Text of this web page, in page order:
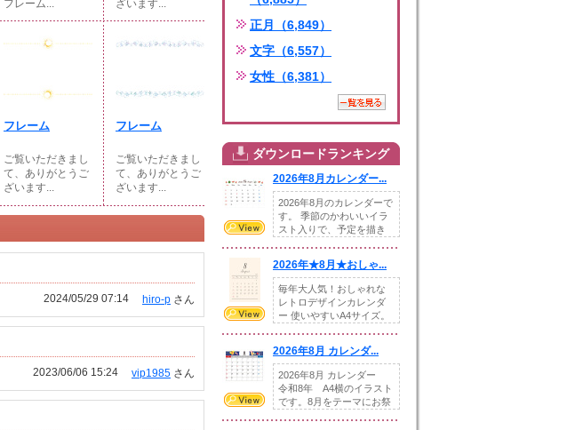
フレーム...
ざいます...
フレーム
ご覧いただきまし
て、ありがとうご
ざいます...
フレーム
ご覧いただきまし
て、ありがとうご
ざいます...
hiro-p さん
2024/05/29 07:14
vip1985 さん
2023/06/06 15:24
正月（6,849）
文字（6,557）
女性（6,381）
ダウンロードランキング
2026年8月カレンダー...
2026年8月のカレンダーで
す。 季節のかわいいイラ
スト入りで、予定を描き
2026年★8月★おしゃ...
毎年大人気！おしゃれな
レトロデザインカレンダ
ー 使いやすいA4サイズ。
2026年8月 カレンダ...
2026年8月 カレンダー
令和8年 A4横のイラスト
です。8月をテーマにお祭